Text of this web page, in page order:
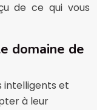
de ce qui vous
domaine de
intelligents et
à leur